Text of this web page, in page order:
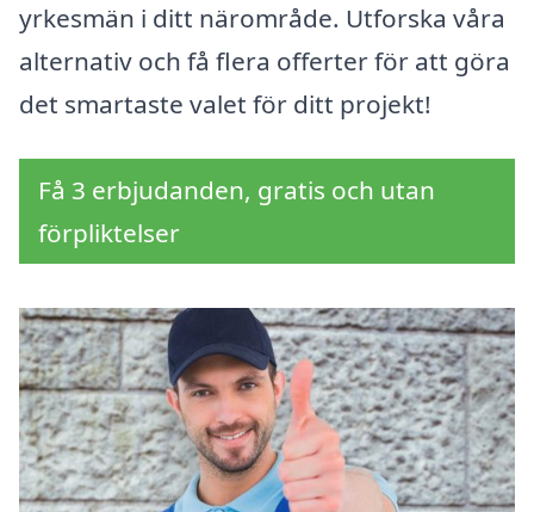
yrkesmän i ditt närområde. Utforska våra
alternativ och få flera offerter för att göra
det smartaste valet för ditt projekt!
Få 3 erbjudanden, gratis och utan
förpliktelser